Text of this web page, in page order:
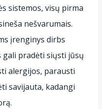
sistemos, visų pirma
nešvarumais.
įrenginys dirbs
pradėti siųsti jūsų
alergijos, parausti
savijauta, kadangi